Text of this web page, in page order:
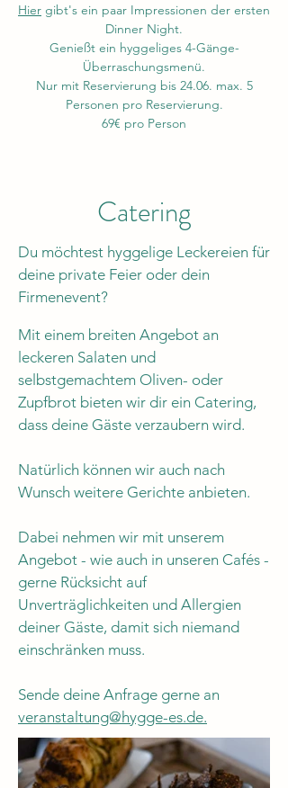
Hier gibt's ein paar Impressionen der ersten
Dinner Night.
Genießt ein hyggeliges 4-Gänge-
Überraschungsmenü.
Nur mit Reservierung bis 24.06. max. 5
Personen pro Reservierung.
69€ pro Person
Catering
Du möchtest hyggelige Leckereien für
deine private Feier oder dein
Firmenevent?
Mit einem breiten Angebot an
leckeren Salaten und
selbstgemachtem Oliven- oder
Zupfbrot bieten wir dir ein Catering,
dass deine Gäste verzaubern wird.
Natürlich können wir auch nach
Wunsch weitere Gerichte anbieten.
Dabei nehmen wir mit unserem
Angebot - wie auch in unseren Cafés -
gerne Rücksicht auf
Unverträglichkeiten und Allergien
deiner Gäste, damit sich niemand
einschränken muss.
Sende deine Anfrage gerne an
veranstaltung@hygge-es.de.